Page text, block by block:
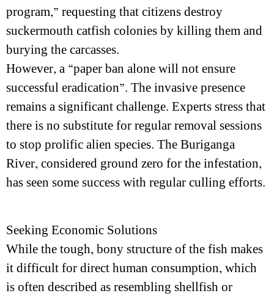
program,” requesting that citizens destroy
suckermouth catfish colonies by killing them and
burying the carcasses.
However, a “paper ban alone will not ensure
successful eradication”. The invasive presence
remains a significant challenge. Experts stress that
there is no substitute for regular removal sessions
to stop prolific alien species. The Buriganga
River, considered ground zero for the infestation,
has seen some success with regular culling efforts.
Seeking Economic Solutions
While the tough, bony structure of the fish makes
it difficult for direct human consumption, which
is often described as resembling shellfish or